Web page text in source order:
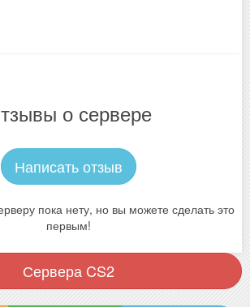
о сервере
Написать отзыв
пока нету, но вы можете сделать это
первым!
Сервера CS2